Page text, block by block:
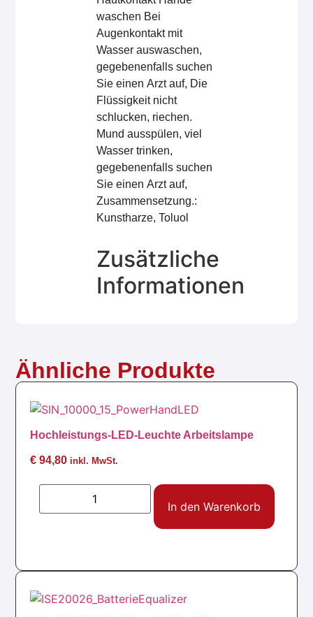
waschen Bei
Augenkontakt mit
Wasser auswaschen,
gegebenenfalls suchen
Sie einen Arzt auf, Die
Flüssigkeit nicht
schlucken, riechen.
Mund ausspülen, viel
Wasser trinken,
gegebenenfalls suchen
Sie einen Arzt auf,
Zusammensetzung.:
Kunstharze, Toluol
Zusätzliche
Informationen
Ähnliche Produkte
Hochleistungs-LED-Leuchte Arbeitslampe
€ 94,80 inkl. MwSt.
In den Warenkorb